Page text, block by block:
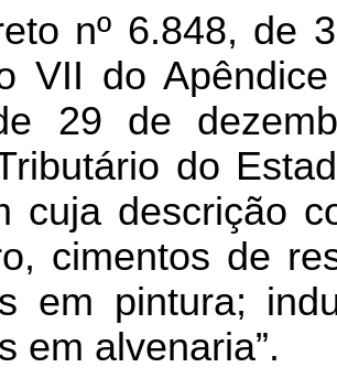
nº 6.848, de
VII do Apêndice
29 de
do
cuja descrição
, cimentos de
em pintura;
em alvenaria”.